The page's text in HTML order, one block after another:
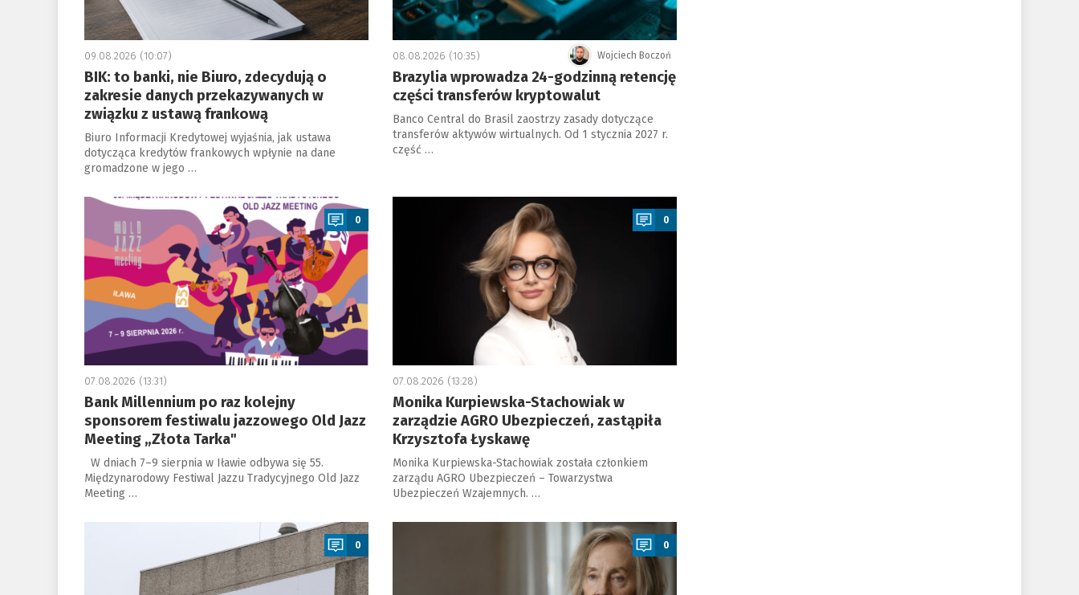
09.08.2026 (10:07)
BIK: to banki, nie Biuro, zdecydują o
zakresie danych przekazywanych w
związku z ustawą frankową
Biuro Informacji Kredytowej wyjaśnia, jak ustawa
dotycząca kredytów frankowych wpłynie na dane
gromadzone w jego …
Wojciech Boczoń
08.08.2026 (10:35)
Brazylia wprowadza 24-godzinną retencję
części transferów kryptowalut
Banco Central do Brasil zaostrzy zasady dotyczące
transferów aktywów wirtualnych. Od 1 stycznia 2027 r.
część …
a
0
07.08.2026 (13:31)
Bank Millennium po raz kolejny
sponsorem festiwalu jazzowego Old Jazz
Meeting „Złota Tarka"
W dniach 7–9 sierpnia w Iławie odbywa się 55.
Międzynarodowy Festiwal Jazzu Tradycyjnego Old Jazz
Meeting …
a
0
07.08.2026 (13:28)
Monika Kurpiewska-Stachowiak w
zarządzie AGRO Ubezpieczeń, zastąpiła
Krzysztofa Łyskawę
Monika Kurpiewska-Stachowiak została członkiem
zarządu AGRO Ubezpieczeń – Towarzystwa
Ubezpieczeń Wzajemnych. …
0
a
0